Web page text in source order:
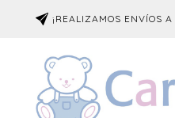
¡REALIZAMOS ENVÍOS A